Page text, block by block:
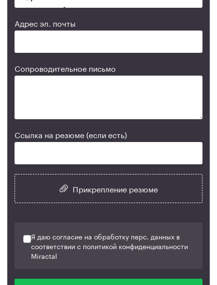
Адрес эл. почты
Сопроводительное письмо
Ссылка на резюме (если есть)
Прикрепление резюме
Я даю согласие на обработку перс. данных в
соответствии с политикой конфиденциальности
Miractal